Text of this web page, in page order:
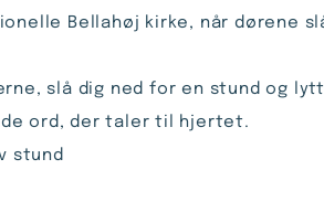
Bellahøj kirke, når dørene
slå dig ned for en stund og
ord, der taler til hjertet.
stund